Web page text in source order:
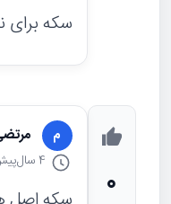
سکه برای
0
م
4 سال